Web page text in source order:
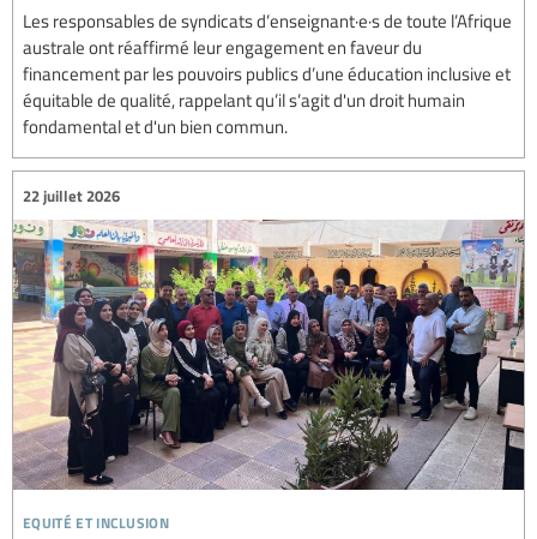
Les responsables de syndicats d’enseignant·e·s de toute l’Afrique
australe ont réaffirmé leur engagement en faveur du
financement par les pouvoirs publics d’une éducation inclusive et
équitable de qualité, rappelant qu’il s’agit d'un droit humain
fondamental et d'un bien commun.
equité et inclusion
22 juillet 2026